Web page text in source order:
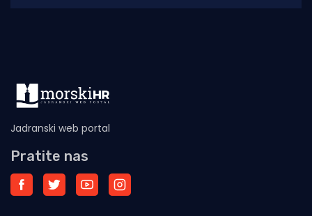
Jadranski web portal
Pratite nas